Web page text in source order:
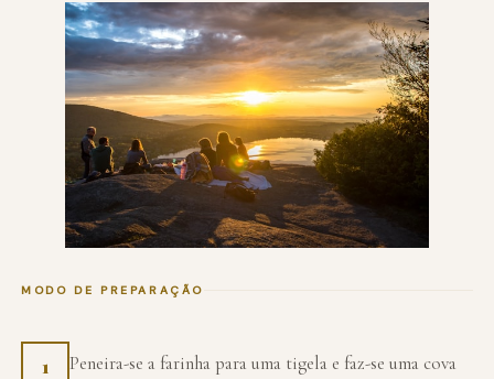
MODO DE PREPARAÇÃO
1
Peneira-se a farinha para uma tigela e faz-se uma cova